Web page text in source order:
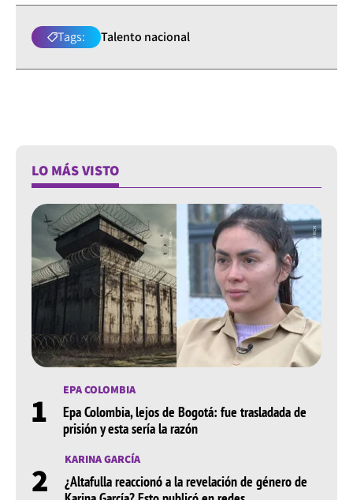
Tags: Talento nacional
LO MÁS VISTO
1 EPA COLOMBIA
Epa Colombia, lejos de Bogotá: fue trasladada de
prisión y esta sería la razón
2 KARINA GARCÍA
¿Altafulla reaccionó a la revelación de género de